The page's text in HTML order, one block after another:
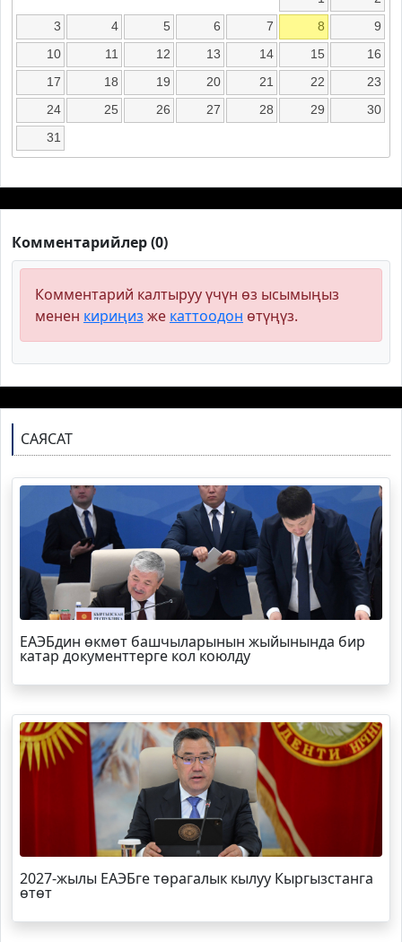
3
4 5 6 7 8
9
10
11 12 13 14 15
16
17
18 19 20 21 22
23
24
25 26 27 28 29
30
31
Комментарийлер (0)
Комментарий калтыруу үчүн өз ысымыңыз
менен кириңиз же каттоодон өтүңүз.
САЯСАТ
ЕАЭБдин өкмөт башчыларынын жыйынында бир
катар документтерге кол коюлду
2027-жылы ЕАЭБге төрагалык кылуу Кыргызстанга
өтөт